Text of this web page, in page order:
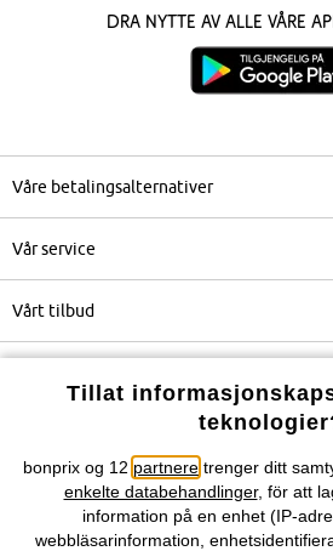
Dra nytte av alle våre
Våre betalingsalternativer
Vår service
Vårt tilbud
Topkategorier / Sesongvarer
Du kan også finne
Tillat
bonprix og 12 partnere trenger ditt
enkelte databehandlinger, för att
information på en enhet (IP-
webbläsarinformation,